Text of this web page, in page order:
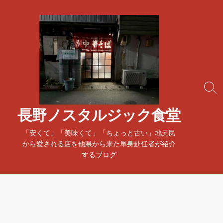
長野ノスタルジック食堂
「安くて」「美味くて」「ちょっと古い」地元民
から愛される店を他県から来た単身赴任者が紹介
するブログ
検